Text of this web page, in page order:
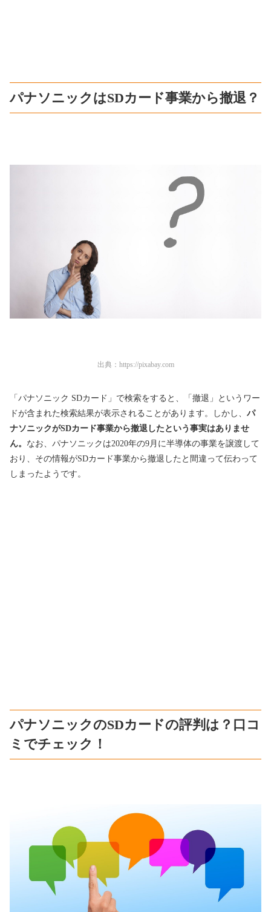
パナソニックはSDカード事業から撤退？
出典： https://pixabay.com
「パナソニック SDカード」で検索をすると、「撤退」というワー
ドが含まれた検索結果が表示されることがあります。しかし、 パ
ナソニックがSDカード事業から撤退したという事実はありませ
ん。 なお、パナソニックは2020年の9月に半導体の事業を譲渡して
おり、その情報がSDカード事業から撤退したと間違って伝わって
しまったようです。
パナソニックのSDカードの評判は？口コ
ミでチェック！